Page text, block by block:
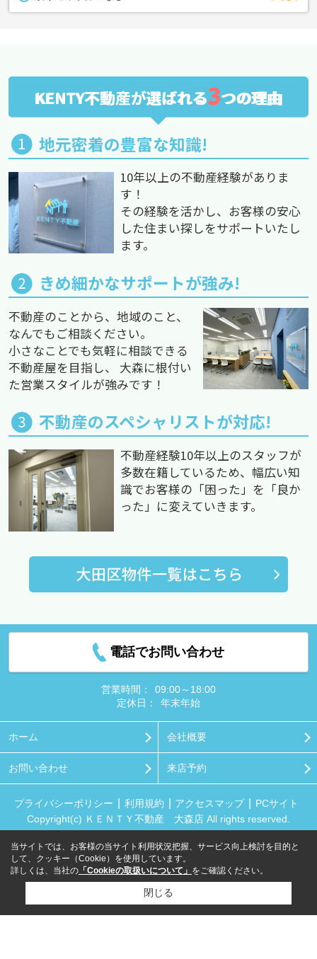
KENTY不動産が選ばれる3つの理由
地元密着の豊富な知識!
10年以上の不動産経験がありま
す！
その経験を活かし、お客様の安心
した住まい探しをサポートいたし
ます。
きめ細かなサポートが強み!
不動産のことから、地域のこと、
なんでもご相談ください。
小さなことでも気軽に相談できる
不動産屋を目指し、 大森に根付い
た営業スタイルが強みです！
不動産のスペシャリストが対応!
不動産経験10年以上のスタッフが
多数在籍しているため、幅広い知
識でお客様の「困った」を「良か
った」に変えていきます。
電話でお問い合わせ
営業時間：
09:00～18:00
定休日：
年末年始
ホーム 会社概要
お問い合わせ 来店予約
プライバシーポリシー 利用規約 アクセスマップ
PCサイト
Copyright(c) ＫＥＮＴＹ不動産 大森店 All rights reserved.
当サイトでは、お客様の当サイト利用状況把握、サービス向上検討を目的と
して、クッキー（Cookie）を使用しています。
詳しくは、当社の 「Cookieの取扱いについて」 をご確認ください。
閉じる